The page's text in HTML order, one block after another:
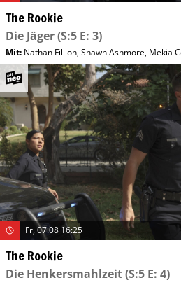
The Rookie
Die Jäger(S:5 E: 3)
Mit: Nathan Fillion,Shawn Ashmore, Mekia
Fr, 07.08 16:25
The Rookie
Die Henkersmahlzeit(S:5 E: 4)